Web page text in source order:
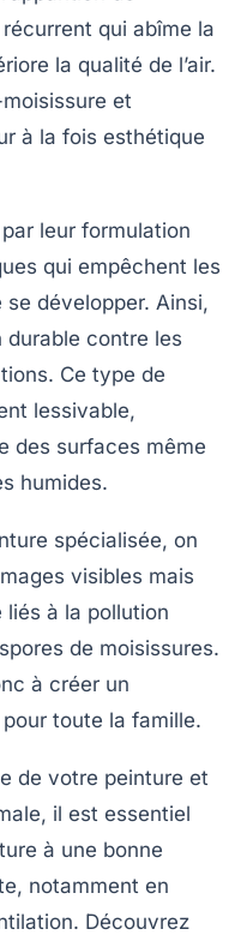
récurrent qui abîme la
la qualité de l’air.
et
à la fois esthétique
leur formulation
qui empêchent les
développer. Ainsi,
contre les
Ce type de
lessivable,
des surfaces même
humides.
spécialisée, on
visibles mais
liés à la pollution
de moisissures.
à créer un
toute la famille.
de votre peinture et
il est essentiel
à une bonne
notamment en
Découvrez